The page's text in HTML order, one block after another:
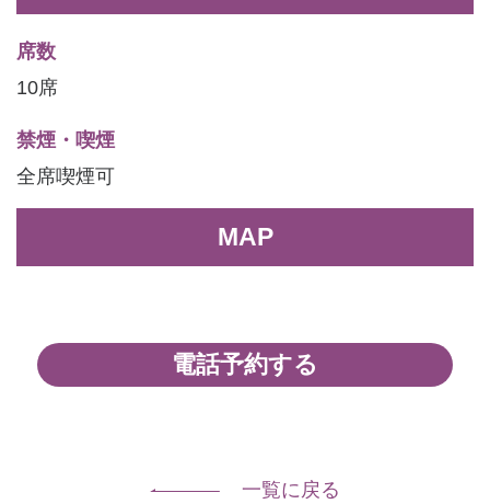
席数
10席
禁煙・喫煙
全席喫煙可
MAP
電話予約する
一覧に戻る